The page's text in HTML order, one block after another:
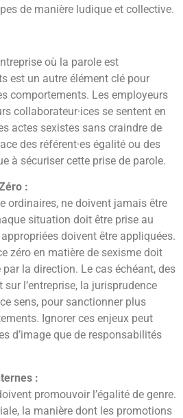
de manière ludique et collective.
où la parole est
est un autre élément clé pour
comportements. Les employeurs
collaborateur·ices se sentent en
actes sexistes sans craindre de
des référent·es égalité ou des
à sécuriser cette prise de parole.
:
ordinaires, ne doivent jamais être
situation doit être prise au
doivent être appliquées.
zéro en matière de sexisme doit
la direction. Le cas échéant, des
l’entreprise, la jurisprudence
sens, pour sanctionner plus
Ignorer ces enjeux peut
d’image que de responsabilités
:
promouvoir l’égalité de genre.
la manière dont les promotions